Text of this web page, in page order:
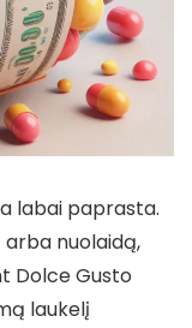
labai paprasta.
nuolaidą,
Dolce Gusto
laukelį